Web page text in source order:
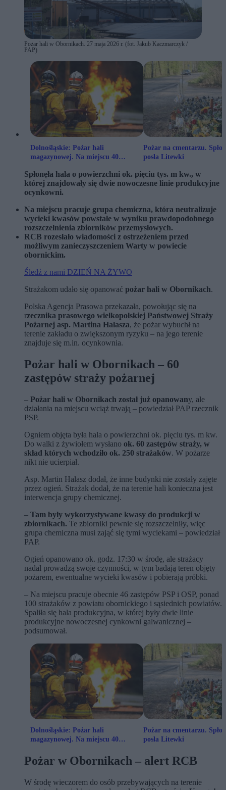
Pożar hali w Obornikach. 27 maja 2026 r. (fot. Jakub Kaczmarczyk /
PAP)
Dolnośląskie: Pożar hali
magazynowej. Na miejscu 40
Pożar na cmentarzu.
posła Litewki
Spłonęła hala o powierzchni ok. pięciu tys. m kw., w
której znajdowały się dwie nowoczesne linie produkcyjne
ocynkowni.
Na miejscu pracuje grupa chemiczna, która neutralizuje
wycieki kwasów powstałe w wyniku prawdopodobnego
rozszczelnienia zbiorników przemysłowych.
RCB rozesłało wiadomości z ostrzeżeniem przed
możliwym zanieczyszczeniem Warty w powiecie
obornickim.
Śledź z nami DZIEŃ NA ŻYWO
Strażakom udało się opanować pożar hali w Obornikach.
Polska Agencja Prasowa przekazała, powołując się na
rzecznika prasowego wielkopolskiej Państwowej Straży
Pożarnej asp. Martina Halasza, że pożar wybuchł na
terenie zakładu o zwiększonym ryzyku – na jego terenie
znajduje się m.in. ocynkownia.
Pożar hali w Obornikach – 60
zastępów straży pożarnej
– Pożar hali w Obornikach został już opanowany, ale
działania na miejscu wciąż trwają – powiedział PAP rzecznik
PSP.
Ogniem objęta była hala o powierzchni ok. pięciu tys. m kw.
Do walki z żywiołem wysłano ok. 60 zastępów straży, w
skład których wchodziło ok. 250 strażaków. W pożarze
nikt nie ucierpiał.
Asp. Martin Halasz dodał, że inne budynki nie zostały zajęte
przez ogień. Strażak dodał, że na terenie hali konieczna jest
interwencja grupy chemicznej.
– Tam były wykorzystywane kwasy do produkcji w
zbiornikach. Te zbiorniki pewnie się rozszczelniły, więc
grupa chemiczna musi zająć się tymi wyciekami – powiedział
PAP.
Ogień opanowano ok. godz. 17:30 w środę, ale strażacy
nadal prowadzą swoje czynności, w tym badają teren objęty
pożarem, ewentualne wycieki kwasów i pobierają próbki.
– Na miejscu pracuje obecnie 46 zastępów PSP i OSP, ponad
100 strażaków z powiatu obornickiego i sąsiednich powiatów.
Spaliła się hala produkcyjna, w której były dwie linie
produkcyjne nowoczesnej cynkowni galwanicznej –
podsumował.
Dolnośląskie: Pożar hali
magazynowej. Na miejscu 40
Pożar na cmentarzu.
posła Litewki
Pożar w Obornikach – alert RCB
W środę wieczorem do osób przebywających na terenie